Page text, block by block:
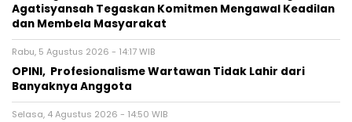
Agatisyansah Tegaskan Komitmen Mengawal Keadilan
dan Membela Masyarakat
Rabu, 5 Agustus 2026 - 14:17 WIB
OPINI, Profesionalisme Wartawan Tidak Lahir dari
Banyaknya Anggota
Selasa, 4 Agustus 2026 - 14:50 WIB